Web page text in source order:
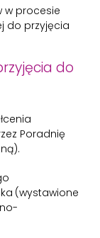
w procesie
do przyjęcia
do
Poradnię
(wystawione